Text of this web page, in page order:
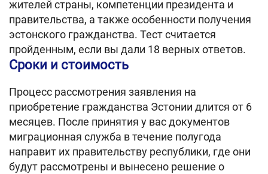
жителей страны, компетенции президента и
правительства, а также особенности получения
эстонского гражданства. Тест считается
пройденным, если вы дали 18 верных ответов.
Сроки и стоимость
Процесс рассмотрения заявления на
приобретение гражданства Эстонии длится от 6
месяцев. После принятия у вас документов
миграционная служба в течение полугода
направит их правительству республики, где они
будут рассмотрены и вынесено решение о